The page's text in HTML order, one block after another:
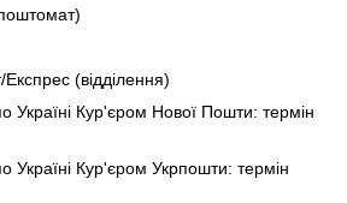
(відділення)
Україні Кур'єром Нової Пошти: термін
Україні Кур'єром Укрпошти: термін